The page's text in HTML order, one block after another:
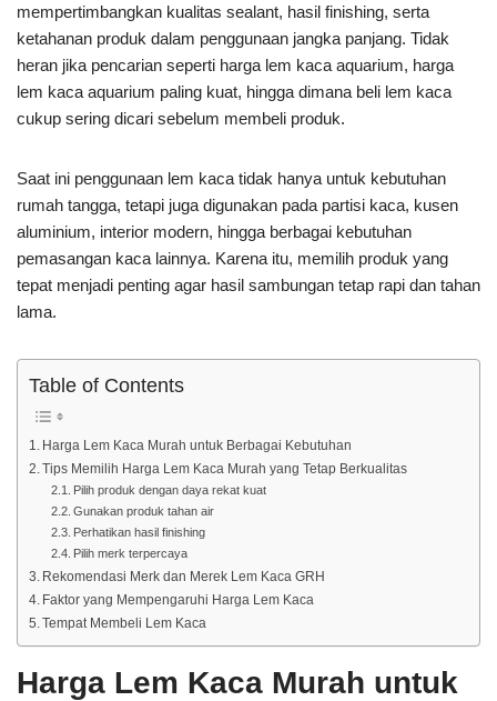
mempertimbangkan kualitas sealant, hasil finishing, serta
ketahanan produk dalam penggunaan jangka panjang. Tidak
heran jika pencarian seperti harga lem kaca aquarium, harga
lem kaca aquarium paling kuat, hingga dimana beli lem kaca
cukup sering dicari sebelum membeli produk.
Saat ini penggunaan lem kaca tidak hanya untuk kebutuhan
rumah tangga, tetapi juga digunakan pada partisi kaca, kusen
aluminium, interior modern, hingga berbagai kebutuhan
pemasangan kaca lainnya. Karena itu, memilih produk yang
tepat menjadi penting agar hasil sambungan tetap rapi dan tahan
lama.
Table of Contents
Harga Lem Kaca Murah untuk Berbagai Kebutuhan
Tips Memilih Harga Lem Kaca Murah yang Tetap Berkualitas
Pilih produk dengan daya rekat kuat
Gunakan produk tahan air
Perhatikan hasil finishing
Pilih merk terpercaya
Rekomendasi Merk dan Merek Lem Kaca GRH
Faktor yang Mempengaruhi Harga Lem Kaca
Tempat Membeli Lem Kaca
Harga Lem Kaca Murah untuk